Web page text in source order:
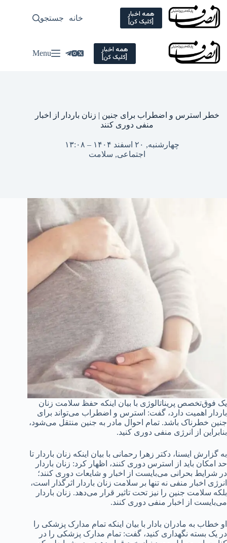
Skip
content
همه اخبار
[کلیک کن] خانه سیاسی
جستجو
همه اخبار
[کلیک کن] Menu
خطر استرس و اضطراب برای جنین | زنان باردار از اخبار
منفی دوری کنند
چهارشنبه, ۲۰ اسفند ۱۴۰۴ – ۱۳:۰۸
اجتماعی, سلامت
یک فوق‌تخصص پریناتالوژی با بیان اینکه حفظ سلامت زنان
باردار اهمیت دارد، گفت: استرس و اضطراب می‌تواند برای
جنین خطرناک باشد. تمام احوال مادر به جنین منتقل می‌شود،
بنابراین از انرژی منفی دوری کنید.
به گزارش ایسنا، دکتر زهرا رحمانی با بیان اینکه زنان باردار تا
حد امکان باید از استرس دوری کنند، اظهار کرد: زنان باردار
در شرایط بحرانی می‌بایست از اخبار و شایعات دوری کنند؛
انرژی اخبار منفی نه تنها بر سلامت زنان باردار اثرگذار است،
بلکه سلامت جنین را نیز تحت تاثیر قرار می‌دهد. زنان باردار
می‌بایست از اخبار منفی دوری کنند.
او خطاب به مادران بادار با بیان اینکه تمام مدارک پزشکی را
در یک بسته نگهداری کنید، گفت: تمام مدارک پزشکی را در